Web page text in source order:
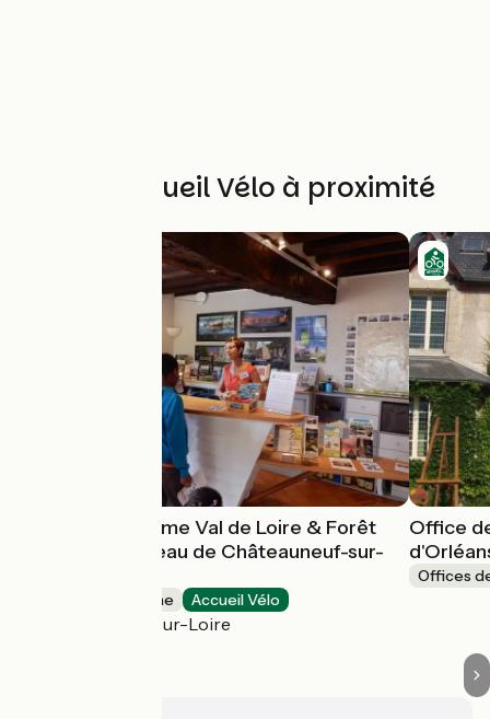
Autres Accueil Vélo à proximité
Office de tourisme Val de Loire & Forêt
d'Orléans - Bureau de Châteauneuf-sur-
Offices de Tourisme Accueil Vélo
Châteauneuf-sur-Loire
Office
Offices